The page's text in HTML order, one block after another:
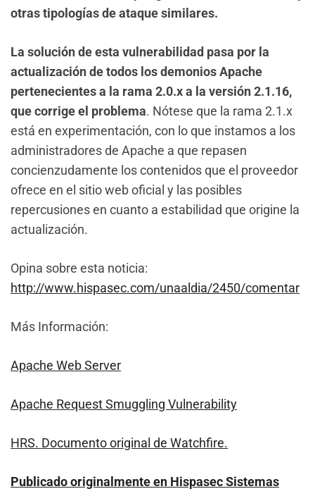
otras tipologías de ataque similares.
La solución de esta vulnerabilidad pasa por la
actualización de todos los demonios Apache
pertenecientes a la rama 2.0.x a la versión 2.1.16,
que corrige el problema. Nótese que la rama 2.1.x
está en experimentación, con lo que instamos a los
administradores de Apache a que repasen
concienzudamente los contenidos que el proveedor
ofrece en el sitio web oficial y las posibles
repercusiones en cuanto a estabilidad que origine la
actualización.
Opina sobre esta noticia:
http://www.hispasec.com/unaaldia/2450/comentar
Más Información:
Apache Web Server
Apache Request Smuggling Vulnerability
HRS. Documento original de Watchfire.
Publicado originalmente en Hispasec Sistemas